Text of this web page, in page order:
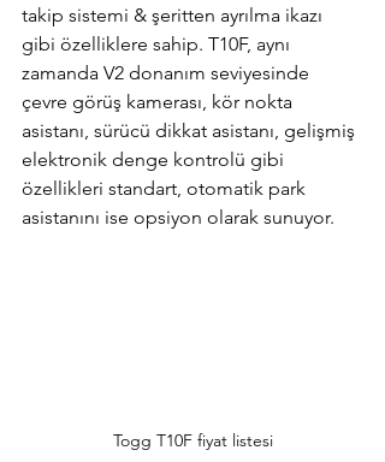
takip sistemi & şeritten ayrılma ikazı
gibi özelliklere sahip. T10F, aynı
zamanda V2 donanım seviyesinde
çevre görüş kamerası, kör nokta
asistanı, sürücü dikkat asistanı, gelişmiş
elektronik denge kontrolü gibi
özellikleri standart, otomatik park
asistanını ise opsiyon olarak sunuyor.
Togg T10F fiyat listesi